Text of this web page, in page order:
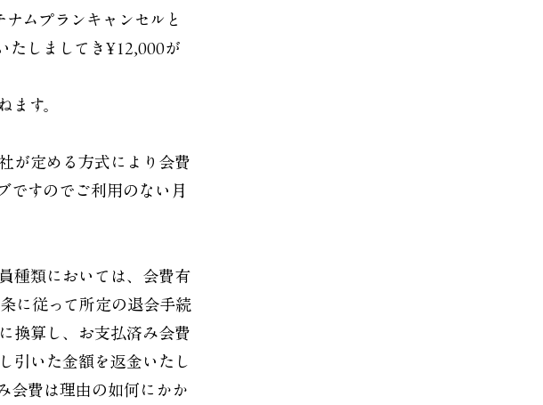
ムプランキャンセルと
たしましてき¥12,000が
ます。
が定める方式により会費
ですのでご利用のない月
種類においては、会費有
に従って所定の退会手続
換算し、お支払済み会費
引いた金額を返金いたし
会費は理由の如何にかか